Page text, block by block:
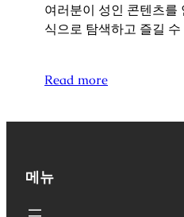
여러분이 성인 콘텐츠를
식으로 탐색하고 즐길
Read more
메뉴